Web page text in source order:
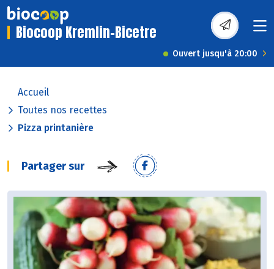
Biocoop Kremlin-Bicetre
Ouvert jusqu'à 20:00
Accueil
Toutes nos recettes
Pizza printanière
Partager sur